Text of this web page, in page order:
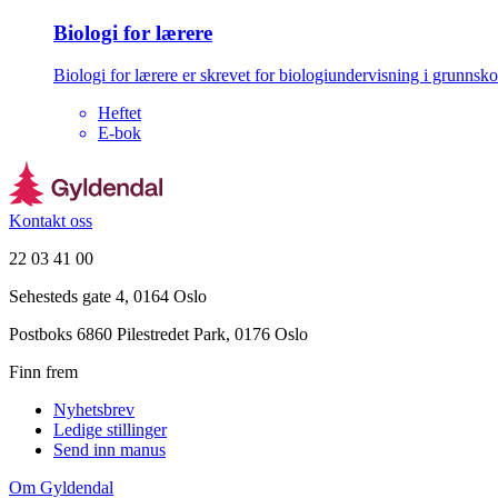
Biologi for lærere
Biologi for lærere er skrevet for biologiundervisning i
Heftet
E-bok
Kontakt oss
22 03 41 00
Sehesteds gate 4, 0164 Oslo
Postboks 6860 Pilestredet Park, 0176 Oslo
Finn frem
Nyhetsbrev
Ledige stillinger
Send inn manus
Om Gyldendal